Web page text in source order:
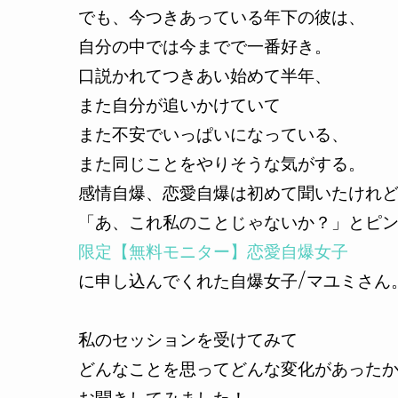
でも、今つきあっている年下の彼は、
自分の中では今までで一番好き。
口説かれてつきあい始めて半年、
また自分が追いかけていて
また不安でいっぱいになっている、
また同じことをやりそうな気がする。
感情自爆、恋愛自爆は初めて聞いたけれど
「あ、これ私のことじゃないか？」とピ
限定【無料モニター】恋愛自爆女子
に申し込んでくれた自爆女子/マユミさん。
私のセッションを受けてみて
どんなことを思ってどんな変化があったか